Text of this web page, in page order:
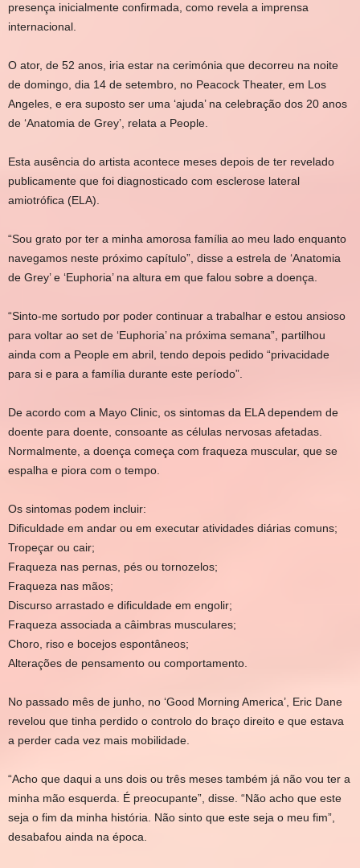
presença inicialmente confirmada, como revela a imprensa
internacional.
O ator, de 52 anos, iria estar na cerimónia que decorreu na noite
de domingo, dia 14 de setembro, no Peacock Theater, em Los
Angeles, e era suposto ser uma ‘ajuda’ na celebração dos 20 anos
de ‘Anatomia de Grey’, relata a People.
Esta ausência do artista acontece meses depois de ter revelado
publicamente que foi diagnosticado com esclerose lateral
amiotrófica (ELA).
“Sou grato por ter a minha amorosa família ao meu lado enquanto
navegamos neste próximo capítulo”, disse a estrela de ‘Anatomia
de Grey’ e ‘Euphoria’ na altura em que falou sobre a doença.
“Sinto-me sortudo por poder continuar a trabalhar e estou ansioso
para voltar ao set de ‘Euphoria’ na próxima semana”, partilhou
ainda com a People em abril, tendo depois pedido “privacidade
para si e para a família durante este período”.
De acordo com a Mayo Clinic, os sintomas da ELA dependem de
doente para doente, consoante as células nervosas afetadas.
Normalmente, a doença começa com fraqueza muscular, que se
espalha e piora com o tempo.
Os sintomas podem incluir:
Dificuldade em andar ou em executar atividades diárias comuns;
Tropeçar ou cair;
Fraqueza nas pernas, pés ou tornozelos;
Fraqueza nas mãos;
Discurso arrastado e dificuldade em engolir;
Fraqueza associada a câimbras musculares;
Choro, riso e bocejos espontâneos;
Alterações de pensamento ou comportamento.
No passado mês de junho, no ‘Good Morning America’, Eric Dane
revelou que tinha perdido o controlo do braço direito e que estava
a perder cada vez mais mobilidade.
“Acho que daqui a uns dois ou três meses também já não vou ter a
minha mão esquerda. É preocupante”, disse. “Não acho que este
seja o fim da minha história. Não sinto que este seja o meu fim”,
desabafou ainda na época.